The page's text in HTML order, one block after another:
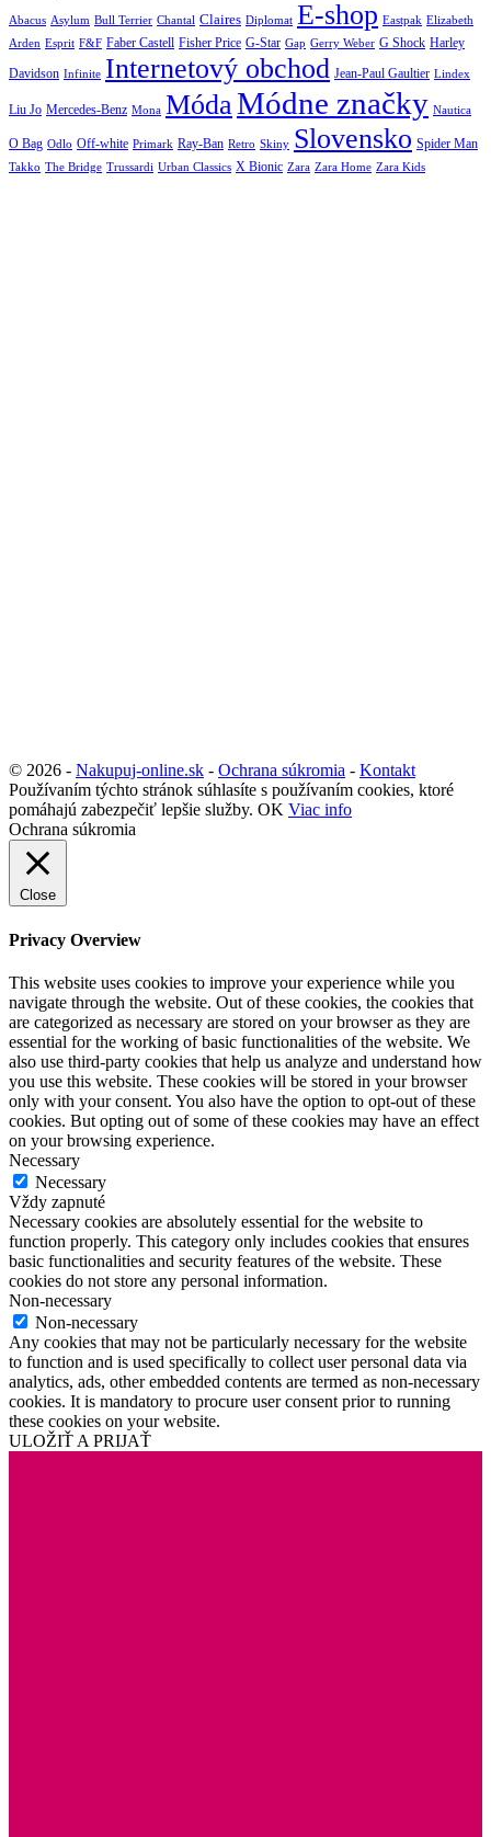
Abacus Asylum Bull Terrier Chantal Claires Diplomat E-shop Eastpak Elizabeth
Arden Esprit F&F Faber Castell Fisher Price G-Star Gap Gerry Weber G Shock Harley
Davidson Infinite Internetový obchod Jean-Paul Gaultier Lindex
Liu Jo Mercedes-Benz Mona MódaMódne značky Nautica
O Bag Odlo Off-white Primark Ray-Ban Retro Skiny Slovensko Spider Man
Takko The Bridge Trussardi Urban Classics X Bionic Zara Zara Home Zara Kids
© 2026 - Nakupuj-online.sk - Ochrana súkromia - Kontakt
Používaním týchto stránok súhlasíte s používaním cookies, ktoré
pomáhajú zabezpečiť lepšie služby. OK Viac info
Ochrana súkromia
Close
Privacy Overview
This website uses cookies to improve your experience while you
navigate through the website. Out of these cookies, the cookies that
are categorized as necessary are stored on your browser as they are
essential for the working of basic functionalities of the website. We
also use third-party cookies that help us analyze and understand how
you use this website. These cookies will be stored in your browser
only with your consent. You also have the option to opt-out of these
cookies. But opting out of some of these cookies may have an effect
on your browsing experience.
Necessary
Necessary
Vždy zapnuté
Necessary cookies are absolutely essential for the website to
function properly. This category only includes cookies that ensures
basic functionalities and security features of the website. These
cookies do not store any personal information.
Non-necessary
Non-necessary
Any cookies that may not be particularly necessary for the website
to function and is used specifically to collect user personal data via
analytics, ads, other embedded contents are termed as non-necessary
cookies. It is mandatory to procure user consent prior to running
these cookies on your website.
ULOŽIŤ A PRIJAŤ